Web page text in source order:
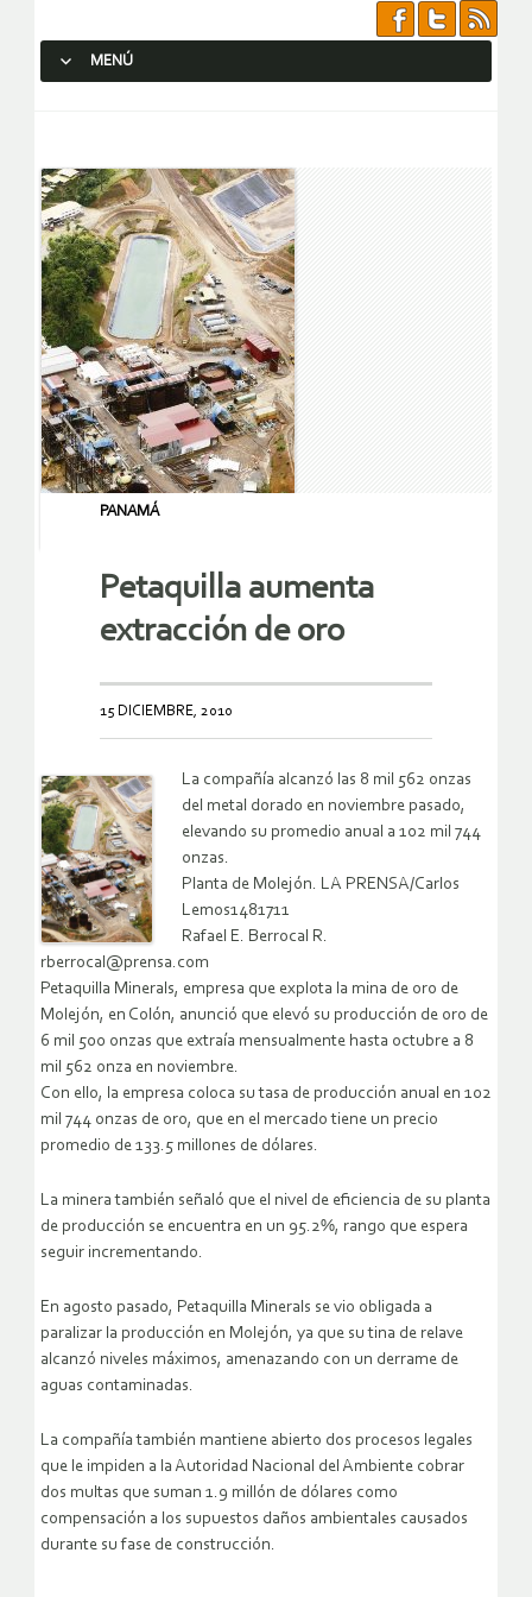
MENÚ
PANAMÁ
Petaquilla aumenta
extracción de oro
15 DICIEMBRE, 2010
La compañía alcanzó las 8 mil 562 onzas
del metal dorado en noviembre pasado,
elevando su promedio anual a 102 mil 744
onzas.
Planta de Molejón. LA PRENSA/Carlos
Lemos1481711
Rafael E. Berrocal R.
rberrocal@prensa.com
Petaquilla Minerals, empresa que explota la mina de oro de
Molejón, en Colón, anunció que elevó su producción de oro de
6 mil 500 onzas que extraía mensualmente hasta octubre a 8
mil 562 onza en noviembre.
Con ello, la empresa coloca su tasa de producción anual en 102
mil 744 onzas de oro, que en el mercado tiene un precio
promedio de 133.5 millones de dólares.
La minera también señaló que el nivel de eficiencia de su planta
de producción se encuentra en un 95.2%, rango que espera
seguir incrementando.
En agosto pasado, Petaquilla Minerals se vio obligada a
paralizar la producción en Molejón, ya que su tina de relave
alcanzó niveles máximos, amenazando con un derrame de
aguas contaminadas.
La compañía también mantiene abierto dos procesos legales
que le impiden a la Autoridad Nacional del Ambiente cobrar
dos multas que suman 1.9 millón de dólares como
compensación a los supuestos daños ambientales causados
durante su fase de construcción.